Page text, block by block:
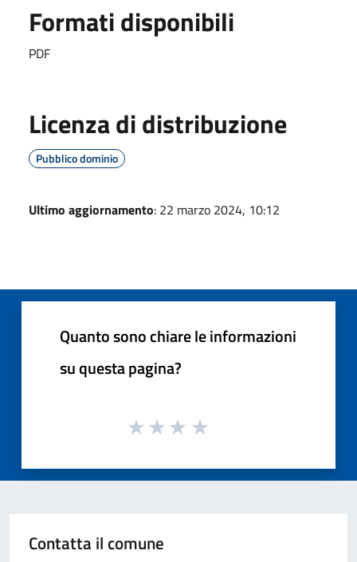
Formati disponibili
PDF
Licenza di distribuzione
Pubblico dominio
Ultimo aggiornamento: 22 marzo 2024, 10:12
Quanto sono chiare le informazioni
su questa pagina?
Contatta il comune